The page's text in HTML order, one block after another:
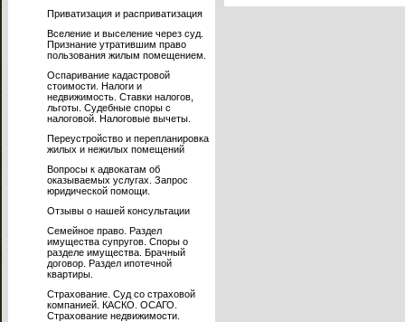
Приватизация и расприватизация
Вселение и выселение через суд.
Признание утратившим право
пользования жилым помещением.
Оспаривание кадастровой
стоимости. Налоги и
недвижимость. Ставки налогов,
льготы. Судебные споры с
налоговой. Налоговые вычеты.
Переустройство и перепланировка
жилых и нежилых помещений
Вопросы к адвокатам об
оказываемых услугах. Запрос
юридической помощи.
Отзывы о нашей консультации
Семейное право. Раздел
имущества супругов. Споры о
разделе имущества. Брачный
договор. Раздел ипотечной
квартиры.
Страхование. Суд со страховой
компанией. КАСКО. ОСАГО.
Страхование недвижимости.